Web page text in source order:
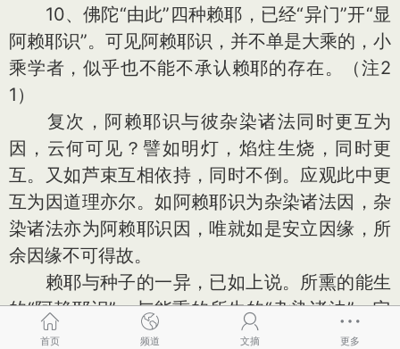
10、佛陀“由此”四种赖耶，已经“异门”开“显
阿赖耶识”。可见阿赖耶识，并不单是大乘的，小
乘学者，似乎也不能不承认赖耶的存在。（注2
1）
复次，阿赖耶识与彼杂染诸法同时更互为
因，云何可见？譬如明灯，焰炷生烧，同时更
互。又如芦束互相依持，同时不倒。应观此中更
互为因道理亦尔。如阿赖耶识为杂染诸法因，杂
染诸法亦为阿赖耶识因，唯就如是安立因缘，所
余因缘不可得故。
赖耶与种子的一异，已如上说。所熏的能生
的“阿赖耶识”，与能熏的所生的“杂染诸法”，它
们“同时更互为因”的关系，又怎么“可”以“见
首页 频道 文摘 更多